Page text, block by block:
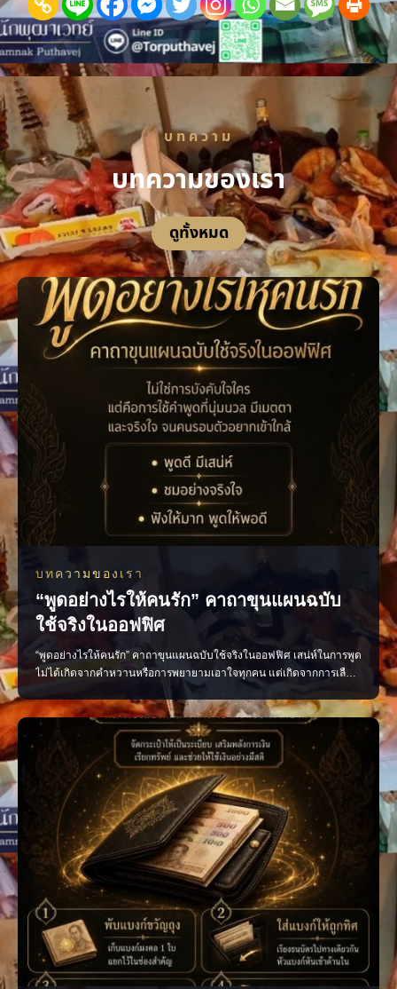
บทความ
บทความของเรา
ดูทั้งหมด
บทความของเรา
“พูดอย่างไรให้คนรัก” คาถาขุนแผนฉบับ
ใช้จริงในออฟฟิศ
“พูดอย่างไรให้คนรัก” คาถาขุนแผนฉบับใช้จริงในออฟฟิศ เสน่ห์ในการพูด
ไม่ได้เกิดจากคำหวานหรือการพยายามเอาใจทุกคน แต่เกิดจากการเลือก
ใช้คำพูดอย่างเหมาะสม น้ำเสียงนุ่มนวล และมีความจริงใจ หลักง่าย ๆ ที่
นำไปใช้ได้จริง พูดดีโดยไม่เสแสร้ง ชื่นชมอย่างจริงใจ รับฟังให้มาก และ
พูดให้พอดี เพียงเปลี่ยนวิธีสื่อสาร บรร